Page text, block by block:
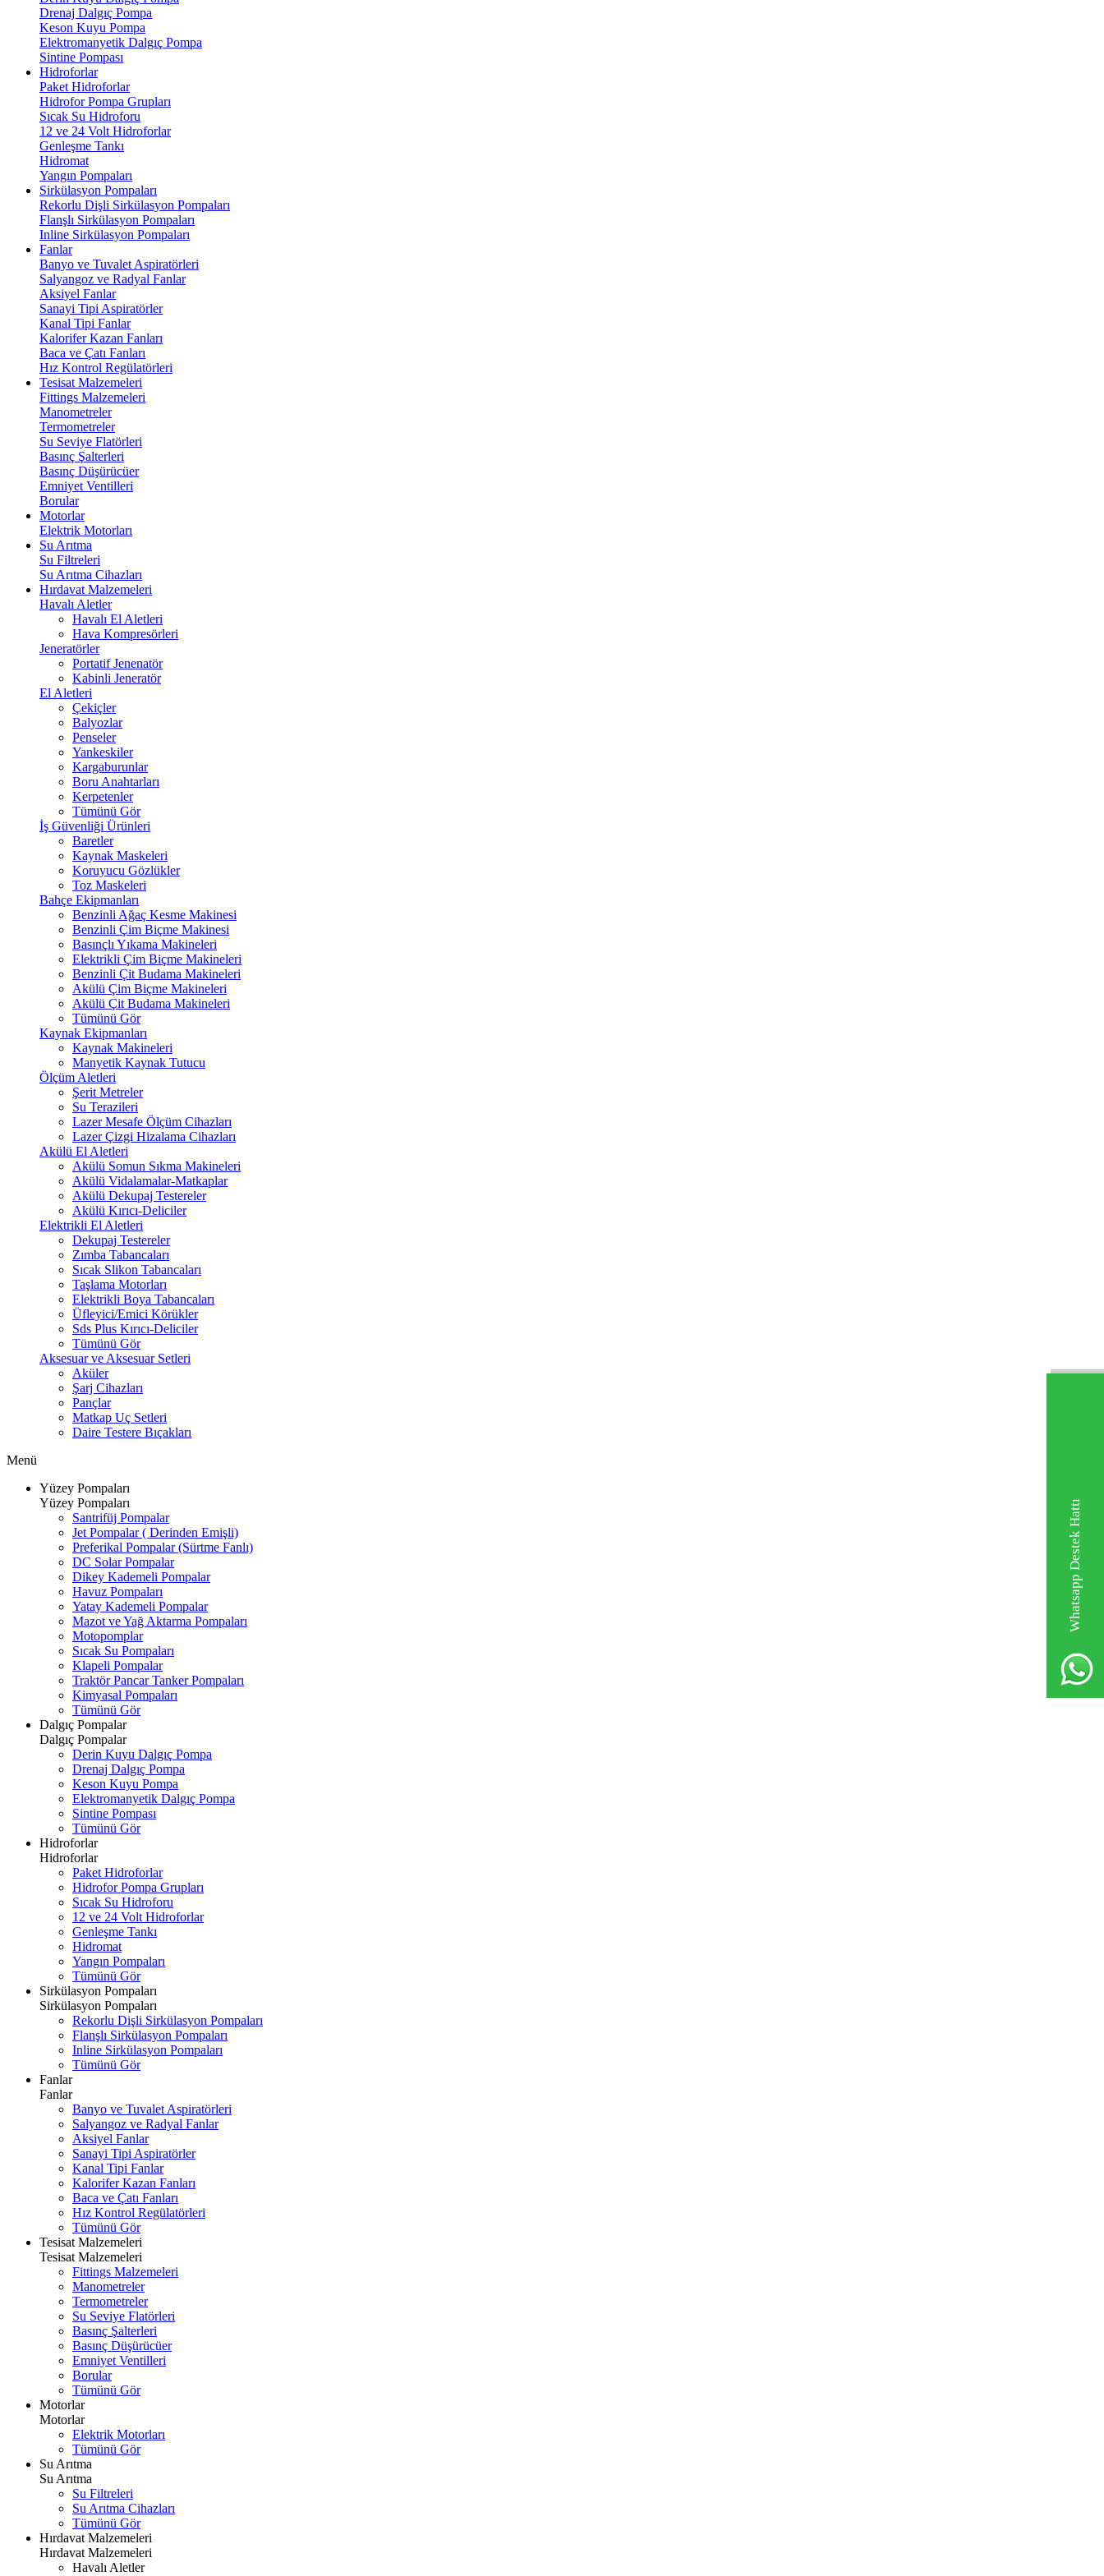
Whatsapp Destek Hattı
Drenaj Dalgıç Pompa
Keson Kuyu Pompa
Elektromanyetik Dalgıç Pompa
Sintine Pompası
Hidroforlar
Paket Hidroforlar
Hidrofor Pompa Grupları
Sıcak Su Hidroforu
12 ve 24 Volt Hidroforlar
Genleşme Tankı
Hidromat
Yangın Pompaları
Sirkülasyon Pompaları
Rekorlu Dişli Sirkülasyon Pompaları
Flanşlı Sirkülasyon Pompaları
Inline Sirkülasyon Pompaları
Fanlar
Banyo ve Tuvalet Aspiratörleri
Salyangoz ve Radyal Fanlar
Aksiyel Fanlar
Sanayi Tipi Aspiratörler
Kanal Tipi Fanlar
Kalorifer Kazan Fanları
Baca ve Çatı Fanları
Hız Kontrol Regülatörleri
Tesisat Malzemeleri
Fittings Malzemeleri
Manometreler
Termometreler
Su Seviye Flatörleri
Basınç Şalterleri
Basınç Düşürücüer
Emniyet Ventilleri
Borular
Motorlar
Elektrik Motorları
Su Arıtma
Su Filtreleri
Su Arıtma Cihazları
Hırdavat Malzemeleri
Havalı Aletler
Havalı El Aletleri
Hava Kompresörleri
Jeneratörler
Portatif Jenenatör
Kabinli Jeneratör
El Aletleri
Çekiçler
Balyozlar
Penseler
Yankeskiler
Kargaburunlar
Boru Anahtarları
Kerpetenler
Tümünü Gör
İş Güvenliği Ürünleri
Baretler
Kaynak Maskeleri
Koruyucu Gözlükler
Toz Maskeleri
Bahçe Ekipmanları
Benzinli Ağaç Kesme Makinesi
Benzinli Çim Biçme Makinesi
Basınçlı Yıkama Makineleri
Elektrikli Çim Biçme Makineleri
Benzinli Çit Budama Makineleri
Akülü Çim Biçme Makineleri
Akülü Çit Budama Makineleri
Tümünü Gör
Kaynak Ekipmanları
Kaynak Makineleri
Manyetik Kaynak Tutucu
Ölçüm Aletleri
Şerit Metreler
Su Terazileri
Lazer Mesafe Ölçüm Cihazları
Lazer Çizgi Hizalama Cihazları
Akülü El Aletleri
Akülü Somun Sıkma Makineleri
Akülü Vidalamalar-Matkaplar
Akülü Dekupaj Testereler
Akülü Kırıcı-Deliciler
Elektrikli El Aletleri
Dekupaj Testereler
Zımba Tabancaları
Sıcak Slikon Tabancaları
Taşlama Motorları
Elektrikli Boya Tabancaları
Üfleyici/Emici Körükler
Sds Plus Kırıcı-Deliciler
Tümünü Gör
Aksesuar ve Aksesuar Setleri
Aküler
Şarj Cihazları
Pançlar
Matkap Uç Setleri
Daire Testere Bıçakları
Menü
Yüzey Pompaları
Yüzey Pompaları
Santrifüj Pompalar
Jet Pompalar ( Derinden Emişli)
Preferikal Pompalar (Sürtme Fanlı)
DC Solar Pompalar
Dikey Kademeli Pompalar
Havuz Pompaları
Yatay Kademeli Pompalar
Mazot ve Yağ Aktarma Pompaları
Motopomplar
Sıcak Su Pompaları
Klapeli Pompalar
Traktör Pancar Tanker Pompaları
Kimyasal Pompaları
Tümünü Gör
Dalgıç Pompalar
Dalgıç Pompalar
Derin Kuyu Dalgıç Pompa
Drenaj Dalgıç Pompa
Keson Kuyu Pompa
Elektromanyetik Dalgıç Pompa
Sintine Pompası
Tümünü Gör
Hidroforlar
Hidroforlar
Paket Hidroforlar
Hidrofor Pompa Grupları
Sıcak Su Hidroforu
12 ve 24 Volt Hidroforlar
Genleşme Tankı
Hidromat
Yangın Pompaları
Tümünü Gör
Sirkülasyon Pompaları
Sirkülasyon Pompaları
Rekorlu Dişli Sirkülasyon Pompaları
Flanşlı Sirkülasyon Pompaları
Inline Sirkülasyon Pompaları
Tümünü Gör
Fanlar
Fanlar
Banyo ve Tuvalet Aspiratörleri
Salyangoz ve Radyal Fanlar
Aksiyel Fanlar
Sanayi Tipi Aspiratörler
Kanal Tipi Fanlar
Kalorifer Kazan Fanları
Baca ve Çatı Fanları
Hız Kontrol Regülatörleri
Tümünü Gör
Tesisat Malzemeleri
Tesisat Malzemeleri
Fittings Malzemeleri
Manometreler
Termometreler
Su Seviye Flatörleri
Basınç Şalterleri
Basınç Düşürücüer
Emniyet Ventilleri
Borular
Tümünü Gör
Motorlar
Motorlar
Elektrik Motorları
Tümünü Gör
Su Arıtma
Su Arıtma
Su Filtreleri
Su Arıtma Cihazları
Tümünü Gör
Hırdavat Malzemeleri
Hırdavat Malzemeleri
Havalı Aletler